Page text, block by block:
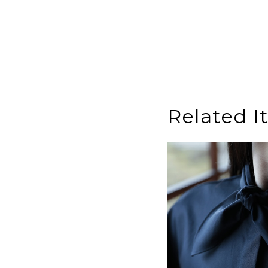
Related